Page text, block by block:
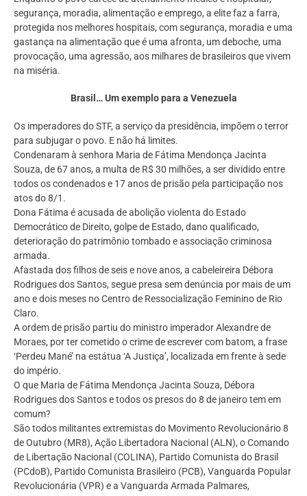
segurança, moradia, alimentação e emprego, a elite faz a farra,
protegida nos melhores hospitais, com segurança, moradia e uma
gastança na alimentação que é uma afronta, um deboche, uma
provocação, uma agressão, aos milhares de brasileiros que vivem
na miséria.
Brasil… Um exemplo para a Venezuela
Os imperadores do STF, a serviço da presidência, impõem o terror
para subjugar o povo. E não há limites.
Condenaram à senhora Maria de Fátima Mendonça Jacinta
Souza, de 67 anos, a multa de R$ 30 milhões, a ser dividido entre
todos os condenados e 17 anos de prisão pela participação nos
atos do 8/1.
Dona Fátima é acusada de abolição violenta do Estado
Democrático de Direito, golpe de Estado, dano qualificado,
deterioração do patrimônio tombado e associação criminosa
armada.
Afastada dos filhos de seis e nove anos, a cabeleireira Débora
Rodrigues dos Santos, segue presa sem denúncia por mais de um
ano e dois meses no Centro de Ressocialização Feminino de Rio
Claro.
A ordem de prisão partiu do ministro imperador Alexandre de
Moraes, por ter cometido o crime de escrever com batom, a frase
‘Perdeu Mané’ na estátua ‘A Justiça’, localizada em frente à sede
do império.
O que Maria de Fátima Mendonça Jacinta Souza, Débora
Rodrigues dos Santos e todos os presos do 8 de janeiro tem em
comum?
São todos militantes extremistas do Movimento Revolucionário 8
de Outubro (MR8), Ação Libertadora Nacional (ALN), o Comando
de Libertação Nacional (COLINA), Partido Comunista do Brasil
(PCdoB), Partido Comunista Brasileiro (PCB), Vanguarda Popular
Revolucionária (VPR) e a Vanguarda Armada Palmares,